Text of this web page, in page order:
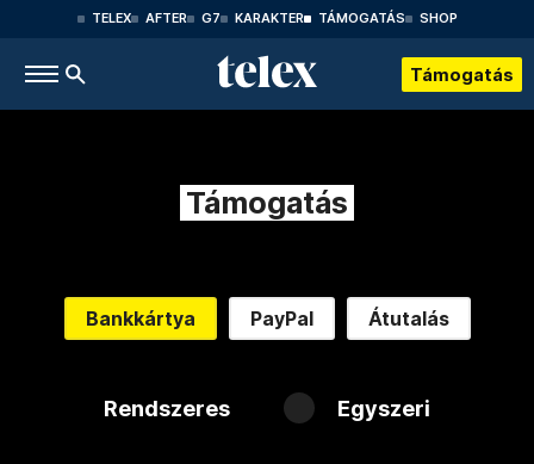
TELEX AFTER G7 KARAKTER TÁMOGATÁS SHOP
Támogatás
Támogatás
Bankkártya PayPal Átutalás
Rendszeres Egyszeri